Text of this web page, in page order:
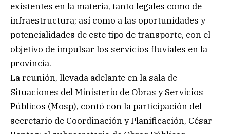
existentes en la materia, tanto legales como de
infraestructura; así como a las oportunidades y
potencialidades de este tipo de transporte, con el
objetivo de impulsar los servicios fluviales en la
provincia.
La reunión, llevada adelante en la sala de
Situaciones del Ministerio de Obras y Servicios
Públicos (Mosp), contó con la participación del
secretario de Coordinación y Planificación, César